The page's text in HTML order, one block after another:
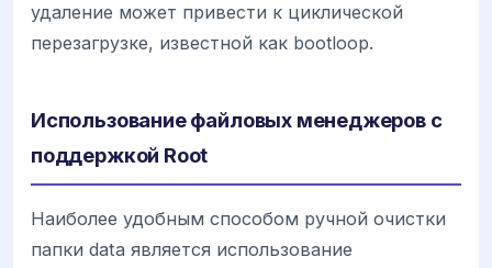
удаление может привести к циклической
перезагрузке, известной как bootloop.
Использование файловых менеджеров с
поддержкой Root
Наиболее удобным способом ручной очистки
папки data является использование